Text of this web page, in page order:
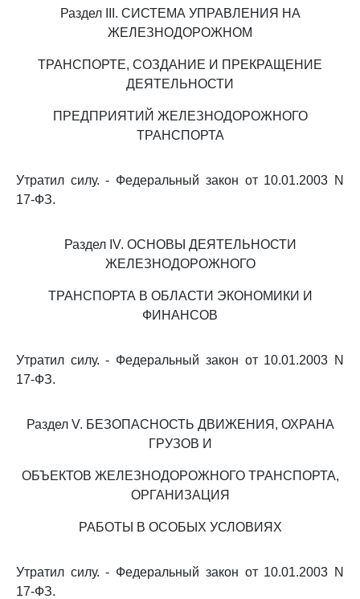
Раздел III. СИСТЕМА УПРАВЛЕНИЯ НА
ЖЕЛЕЗНОДОРОЖНОМ
ТРАНСПОРТЕ, СОЗДАНИЕ И ПРЕКРАЩЕНИЕ
ДЕЯТЕЛЬНОСТИ
ПРЕДПРИЯТИЙ ЖЕЛЕЗНОДОРОЖНОГО
ТРАНСПОРТА
Утратил силу. - Федеральный закон от 10.01.2003 N
17-ФЗ.
Раздел IV. ОСНОВЫ ДЕЯТЕЛЬНОСТИ
ЖЕЛЕЗНОДОРОЖНОГО
ТРАНСПОРТА В ОБЛАСТИ ЭКОНОМИКИ И
ФИНАНСОВ
Утратил силу. - Федеральный закон от 10.01.2003 N
17-ФЗ.
Раздел V. БЕЗОПАСНОСТЬ ДВИЖЕНИЯ, ОХРАНА
ГРУЗОВ И
ОБЪЕКТОВ ЖЕЛЕЗНОДОРОЖНОГО ТРАНСПОРТА,
ОРГАНИЗАЦИЯ
РАБОТЫ В ОСОБЫХ УСЛОВИЯХ
Утратил силу. - Федеральный закон от 10.01.2003 N
17-ФЗ.